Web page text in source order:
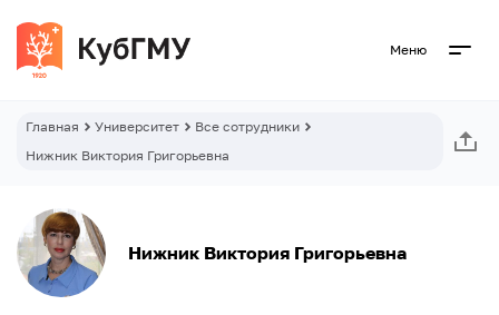
Меню
Главная Университет
Все сотрудники
Нижник Виктория Григорьевна
Нижник Виктория Григорьевна